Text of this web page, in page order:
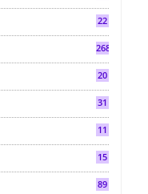
22
268
20
31
11
15
89